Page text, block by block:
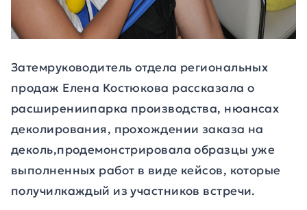
Затемруководитель отдела региональных
продаж Елена Костюкова рассказала о
расширениипарка производства, нюансах
деколирования, прохождении заказа на
деколь,продемонстрировала образцы уже
выполненных работ в виде кейсов, которые
получилкаждый из участников встречи.